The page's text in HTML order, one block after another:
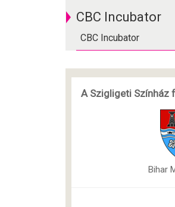
CBC Incubator
CBC Incubator
A Szigligeti Színház
Bihar